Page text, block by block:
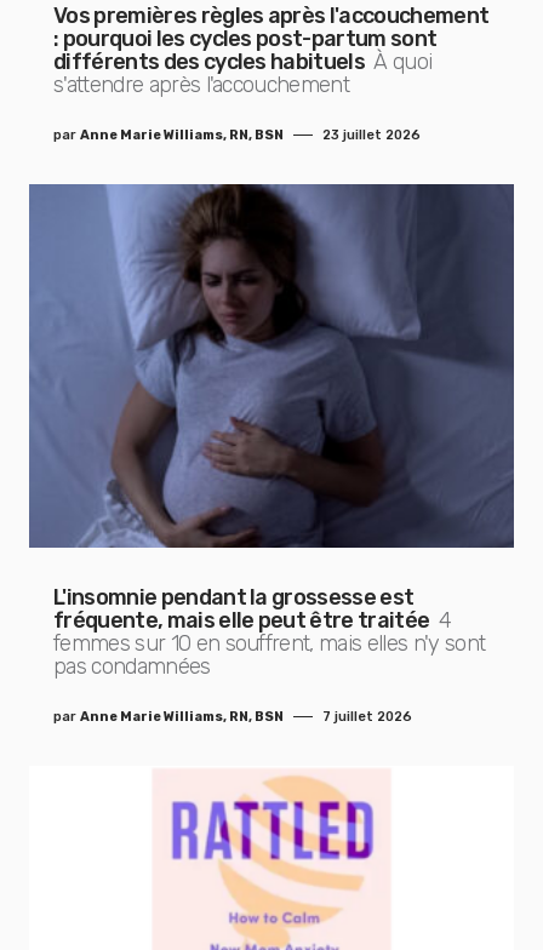
Vos premières règles après l'accouchement
: pourquoi les cycles post-partum sont
différents des cycles habituels À quoi
s'attendre après l'accouchement
par Anne Marie Williams, RN, BSN 23 juillet 2026
L'insomnie pendant la grossesse est
fréquente, mais elle peut être traitée 4
femmes sur 10 en souffrent, mais elles n'y sont
pas condamnées
par Anne Marie Williams, RN, BSN 7 juillet 2026